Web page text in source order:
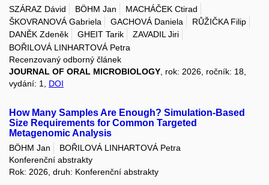
SZÁRAZ Dávid BÖHM Jan
MACHÁČEK Ctirad
ŠKOVRANOVÁ Gabriela
GACHOVÁ Daniela
RŮŽIČKA Filip
DANĚK Zdeněk
GHEIT Tarik
ZAVADIL Jiri
BOŘILOVÁ LINHARTOVÁ Petra
Recenzovaný odborný článek
JOURNAL OF ORAL MICROBIOLOGY , rok: 2026, ročník: 18,
vydání: 1, DOI
How Many Samples Are Enough? Simulation-Based
Size Requirements for Common Targeted
Metagenomic Analysis
BÖHM Jan
BOŘILOVÁ LINHARTOVÁ Petra
Konferenční abstrakty
Rok: 2026, druh: Konferenční abstrakty